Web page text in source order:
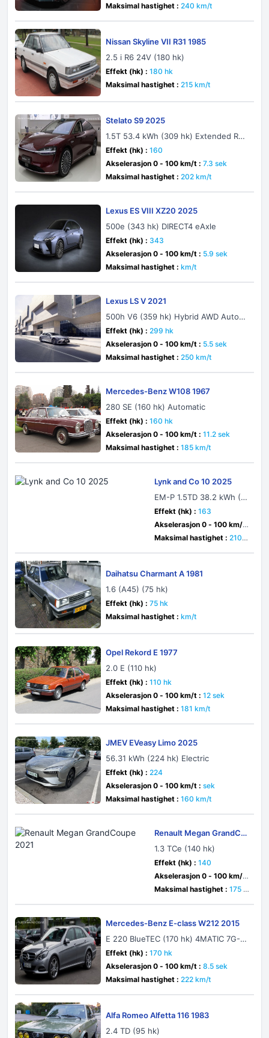
Maksimal hastighet : 240 km/t
Nissan Skyline VII R31 1985
2.5 i R6 24V (180 hk)
Effekt (hk) : 180 hk
Maksimal hastighet : 215 km/t
Stelato S9 2025
1.5T 53.4 kWh (309 hk) Extended Ran
ge Hybrid
Effekt (hk) : 160
Akselerasjon 0 - 100 km/t : 7.3 sek
Maksimal hastighet : 202 km/t
Lexus ES VIII XZ20 2025
500e (343 hk) DIRECT4 eAxle
Effekt (hk) : 343
Akselerasjon 0 - 100 km/t : 5.9 sek
Maksimal hastighet : km/t
Lexus LS V 2021
500h V6 (359 hk) Hybrid AWD Autom
atic
Effekt (hk) : 299 hk
Akselerasjon 0 - 100 km/t : 5.5 sek
Maksimal hastighet : 250 km/t
Mercedes-Benz W108 1967
280 SE (160 hk) Automatic
Effekt (hk) : 160 hk
Akselerasjon 0 - 100 km/t : 11.2 sek
Maksimal hastighet : 185 km/t
Lynk and Co 10 2025
EM-P 1.5TD 38.2 kWh (5
30 hk) Plug-in Hybrid 4W
D DHT Evo
Effekt (hk) : 163
Akselerasjon 0 - 100 km/t
: 5.1 sek
Maksimal hastighet : 210 k
Daihatsu Charmant A 1981
1.6 (A45) (75 hk)
Effekt (hk) : 75 hk
Maksimal hastighet : km/t
Opel Rekord E 1977
2.0 E (110 hk)
Effekt (hk) : 110 hk
Akselerasjon 0 - 100 km/t : 12 sek
Maksimal hastighet : 181 km/t
JMEV EVeasy Limo 2025
56.31 kWh (224 hk) Electric
Effekt (hk) : 224
Akselerasjon 0 - 100 km/t : sek
Maksimal hastighet : 160 km/t
Renault Megan GrandCo
upe 2021
1.3 TCe (140 hk)
Effekt (hk) : 140
Akselerasjon 0 - 100 km/t
: 9.6 sek
Maksimal hastighet : 175 k
Mercedes-Benz E-class W212 2015
E 220 BlueTEC (170 hk) 4MATIC 7G-T
RONIC PLUS
Effekt (hk) : 170 hk
Akselerasjon 0 - 100 km/t : 8.5 sek
Maksimal hastighet : 222 km/t
Alfa Romeo Alfetta 116 1983
2.4 TD (95 hk)